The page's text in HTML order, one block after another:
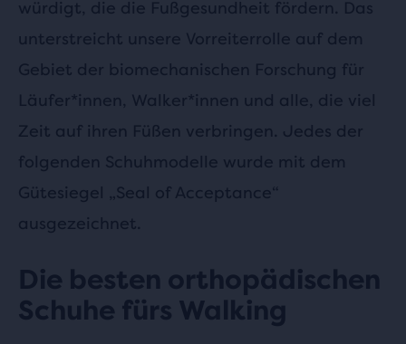
würdigt, die die Fußgesundheit fördern. Das
unterstreicht unsere Vorreiterrolle auf dem
Gebiet der biomechanischen Forschung für
Läufer*innen, Walker*innen und alle, die viel
Zeit auf ihren Füßen verbringen. Jedes der
folgenden Schuhmodelle wurde mit dem
Gütesiegel „Seal of Acceptance“
ausgezeichnet.
Die besten orthopädischen
Schuhe fürs Walking